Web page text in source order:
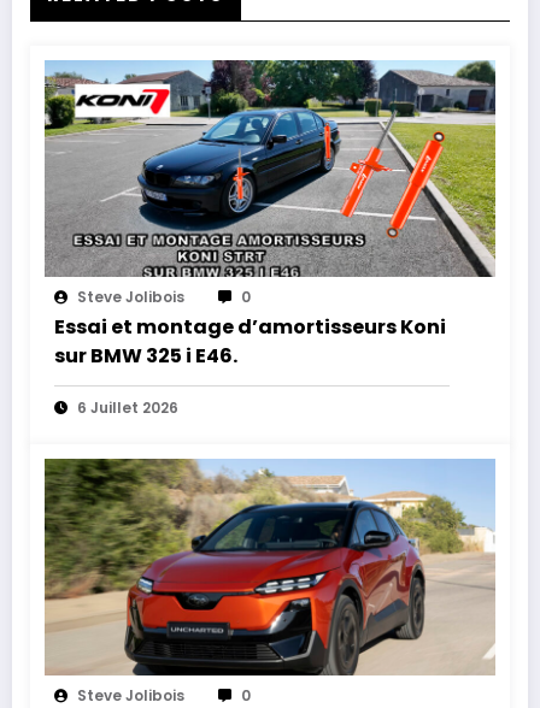
Steve Jolibois 0
Essai et montage d’amortisseurs Koni
sur BMW 325 i E46.
6 Juillet 2026
Steve Jolibois 0